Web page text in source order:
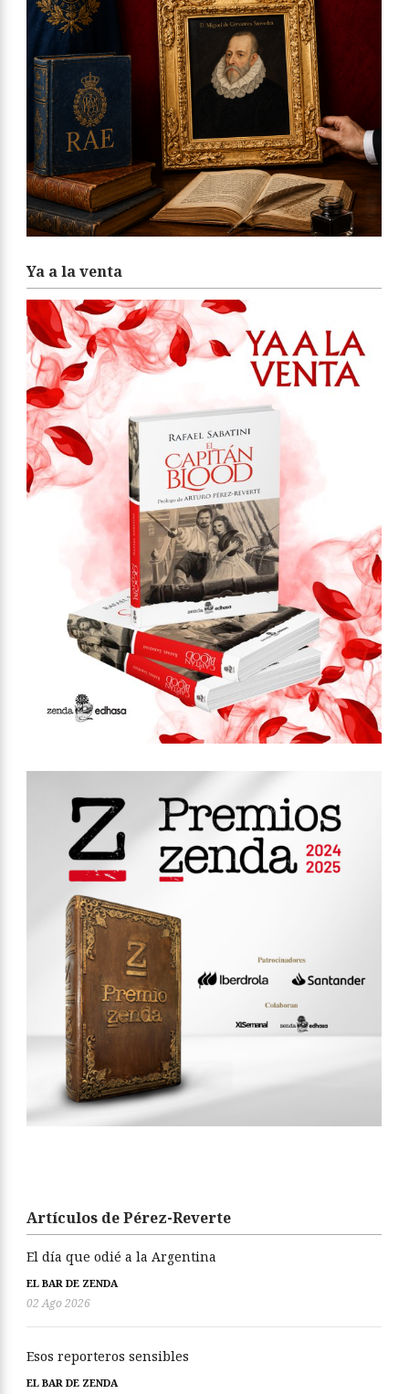
Ya a la venta
Artículos de Pérez-Reverte
El día que odié a la Argentina
EL BAR DE ZENDA
02 Ago 2026
Esos reporteros sensibles
EL BAR DE ZENDA